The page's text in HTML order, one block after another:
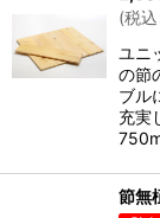
(税込
ユニ
の節
ブル
充実
節無